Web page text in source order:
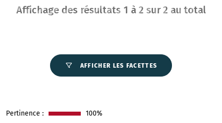
Affichage des résultats 1 à 2 sur2 au total
AFFICHER LES FACETTES
Pertinence : 100%